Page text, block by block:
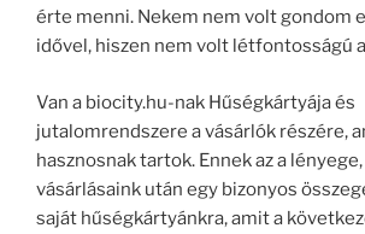
érte menni. Nekem nem volt gondom
idővel, hiszen nem volt létfontosságú
Van a biocity.hu-nak Hűségkártyája és
jutalomrendszere a vásárlók részére,
hasznosnak tartok. Ennek az a
vásárlásaink után egy bizonyos
saját hűségkártyánkra, amit a